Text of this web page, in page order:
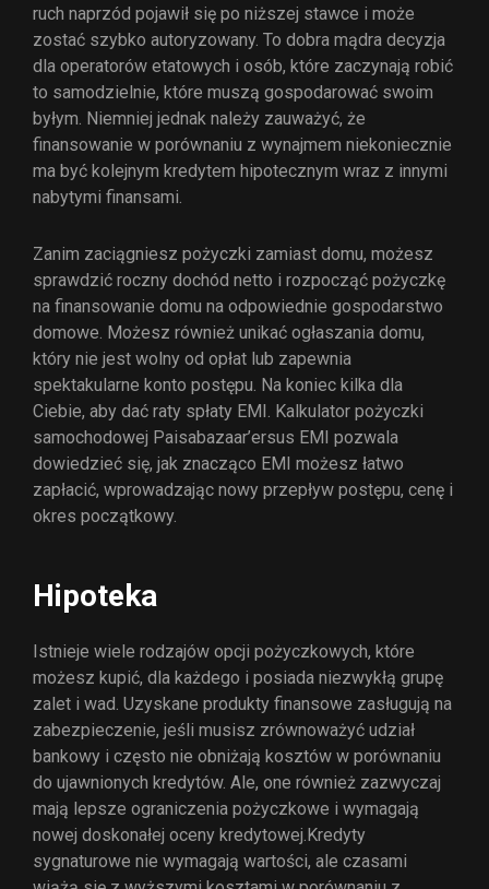
ruch naprzód pojawił się po niższej stawce i może
zostać szybko autoryzowany. To dobra mądra decyzja
dla operatorów etatowych i osób, które zaczynają robić
to samodzielnie, które muszą gospodarować swoim
byłym. Niemniej jednak należy zauważyć, że
finansowanie w porównaniu z wynajmem niekoniecznie
ma być kolejnym kredytem hipotecznym wraz z innymi
nabytymi finansami.
Zanim zaciągniesz pożyczki zamiast domu, możesz
sprawdzić roczny dochód netto i rozpocząć pożyczkę
na finansowanie domu na odpowiednie gospodarstwo
domowe. Możesz również unikać ogłaszania domu,
który nie jest wolny od opłat lub zapewnia
spektakularne konto postępu. Na koniec kilka dla
Ciebie, aby dać raty spłaty EMI. Kalkulator pożyczki
samochodowej Paisabazaar’ersus EMI pozwala
dowiedzieć się, jak znacząco EMI możesz łatwo
zapłacić, wprowadzając nowy przepływ postępu, cenę i
okres początkowy.
Hipoteka
Istnieje wiele rodzajów opcji pożyczkowych, które
możesz kupić, dla każdego i posiada niezwykłą grupę
zalet i wad. Uzyskane produkty finansowe zasługują na
zabezpieczenie, jeśli musisz zrównoważyć udział
bankowy i często nie obniżają kosztów w porównaniu
do ujawnionych kredytów. Ale, one również zazwyczaj
mają lepsze ograniczenia pożyczkowe i wymagają
nowej doskonałej oceny kredytowej.Kredyty
sygnaturowe nie wymagają wartości, ale czasami